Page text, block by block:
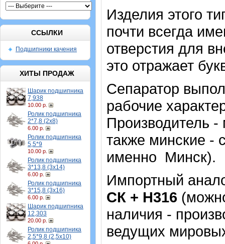
ССЫЛКИ
Подшипники качения
ХИТЫ ПРОДАЖ
Шарик подшипника
7,938
10.00 р.
Ролик подшипника
2*7,8 (2х8)
6.00 р.
Ролик подшипника
5,5*9
10.00 р.
Ролик подшипника
3*13,8 (3х14)
6.00 р.
Ролик подшипника
3*15,8 (3х16)
6.00 р.
Шарик подшипника
12,303
20.00 р.
Ролик подшипника
2,5*9,8 (2,5х10)
Изделия этого
почти всегда
отверстия для
это отражает
Сепаратор
рабочие
Производитель
также минские -
именно Минск).
Импортный
CК + H316
наличия -
ведущих